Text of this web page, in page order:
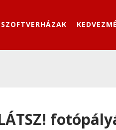
SZOFTVERHÁZAK